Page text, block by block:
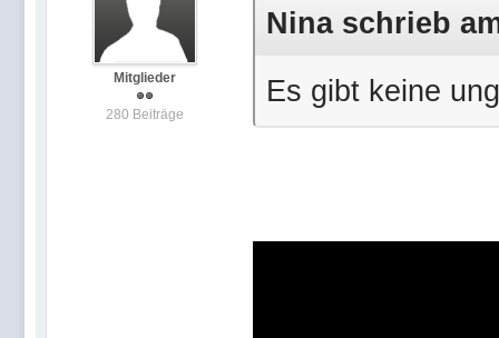
Mitglieder
280 Beiträge
Nina schrieb
Es gibt keine